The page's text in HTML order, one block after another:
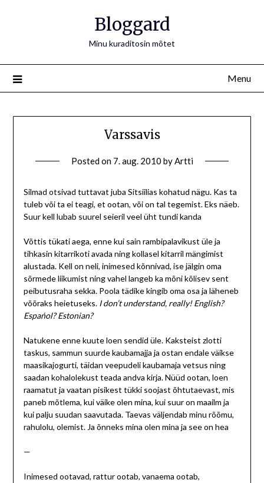
Bloggard
Minu kuraditosin mõtet
Menu
Varssavis
Posted on 7. aug. 2010 byArtti
Silmad otsivad tuttavat juba Sitsiilias kohatud nägu. Kas ta
tuleb või ta ei teagi, et ootan, või on tal tegemist. Eks näeb.
Suur kell lubab suurel seieril veel üht tundi kanda
Võttis tükati aega, enne kui sain rambipalavikust üle ja
tihkasin kitarrikoti avada ning kollasel kitarril mängimist
alustada. Kell on neli, inimesed kõnnivad, ise jälgin oma
sõrmede liikumist ning vahel langeb ka mõni kõlisev sent
peibutusraha sekka. Poola tädike kingib oma osa ja läheneb
võõraks heietuseks. I don’t understand, really! English?
Espańol? Estonian?
Natukene enne kuute loen sendid üle. Kaksteist zlotti
taskus, sammun suurde kaubamajja ja ostan endale väikse
maasikajogurti, täidan veepudeli kaubamaja vetsus ning
saadan kohalolekust teada andva kirja. Nüüd ootan, loen
raamatut ja vaatan pisikest tükki soojast õhtutaevast, mis
paneb mõtlema, kui väike olen mina, kui suur on maailm ja
kui palju suudan saavutada. Taevas väljendab minu rõõmu,
rahulolu, olemist. Ja õnneks mina olen mina ja see on hea
—
Inimesed ootavad, rattur ootab, vanaema ootab,